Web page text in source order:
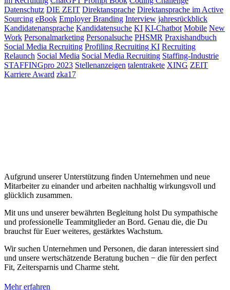
Datenschutz DIE ZEIT Direktansprache Direktansprache im Active
Sourcing eBook Employer Branding Interview jahresrückblick
Kandidatenansprache Kandidatensuche KI KI-Chatbot Mobile New
Work Personalmarketing Personalsuche PHSMR Praxishandbuch
Social Media Recruiting Profiling Recruiting KI Recruiting
Relaunch Social Media Social Media Recruiting Staffing-Industrie
STAFFINGpro 2023 Stellenanzeigen talentrakete XING ZEIT
Karriere Award zka17
Aufgrund unserer Unterstützung finden Unternehmen und neue
Mitarbeiter zu einander und arbeiten nachhaltig wirkungsvoll und
glücklich zusammen.
Mit uns und unserer bewährten Begleitung holst Du sympathische
und professionelle Teammitglieder an Bord. Genau die, die Du
brauchst für Euer weiteres, gestärktes Wachstum.
Wir suchen Unternehmen und Personen, die daran interessiert sind
und unsere wertschätzende Beratung buchen − die für den perfect
Fit, Zeitersparnis und Charme steht.
Mehr erfahren